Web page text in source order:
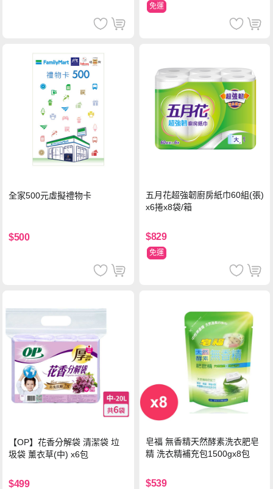
免運
全家500元虛擬禮物卡
$500
五月花超強韌廚房紙巾60組(張)
x6捲x8袋/箱
$829
免運
【OP】花香分解袋 清潔袋 垃
圾袋 薰衣草(中) x6包
$499
皂福 無香精天然酵素洗衣肥皂
精 洗衣精補充包1500gx8包
$539